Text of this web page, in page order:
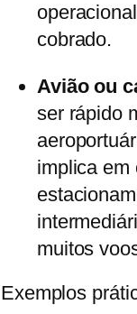
cobrado.
Avião ou
ser rápido
implica em
muitos
Exemplos